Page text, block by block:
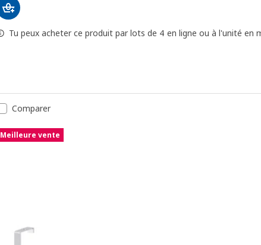
Tu peux acheter ce produit par lots de 4 en ligne ou à l'unité en
Comparer
Meilleure vente